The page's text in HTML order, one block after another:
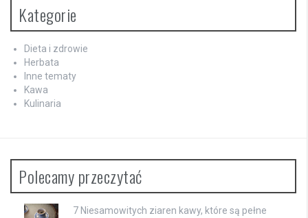
Kategorie
Dieta i zdrowie
Herbata
Inne tematy
Kawa
Kulinaria
Polecamy przeczytać
7 Niesamowitych ziaren kawy, które są pełne